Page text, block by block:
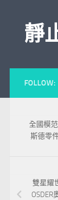
靜
FOLLOW:
全國模
斯德零
雙星